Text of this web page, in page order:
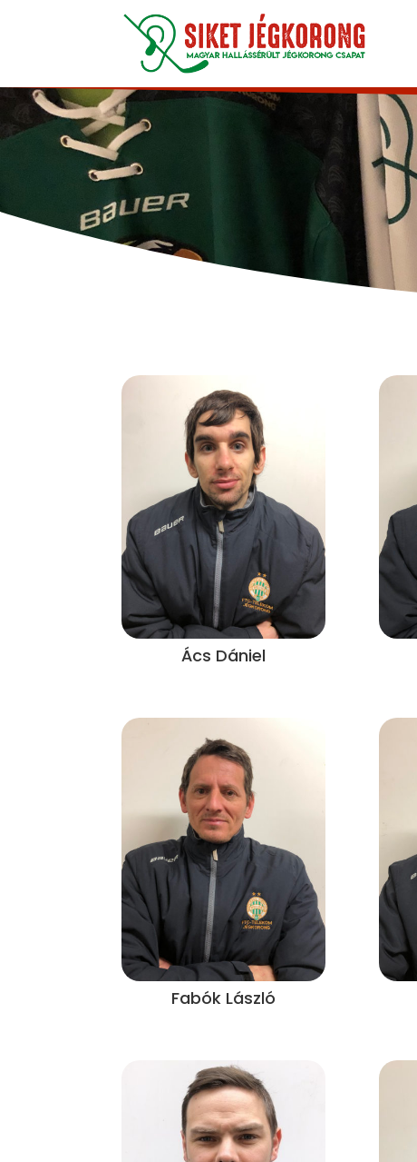
Ács Dániel
Fabók László